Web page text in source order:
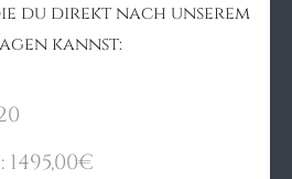
du direkt nach unserem
kannst: